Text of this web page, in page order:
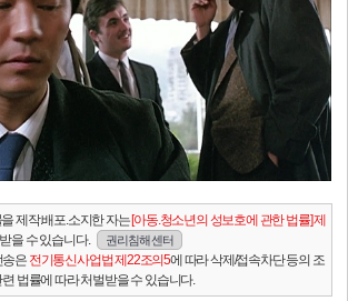
제작.배포.소지한 자는[아동.청소년의 성보호에 관한 법률] 제
을 수 있습니다. 권리침해 센터
송은 전기통신사업법 제22조의5에 따라 삭제/접속차단 등의 조
법률에 따라 처벌받을 수 있습니다.